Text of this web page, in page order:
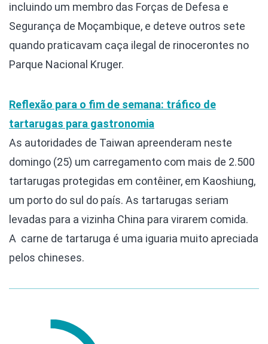
incluindo um membro das Forças de Defesa e
Segurança de Moçambique, e deteve outros sete
quando praticavam caça ilegal de rinocerontes no
Parque Nacional Kruger.
Reflexão para o fim de semana: tráfico de
tartarugas para gastronomia
As autoridades de Taiwan apreenderam neste
domingo (25) um carregamento com mais de 2.500
tartarugas protegidas em contêiner, em Kaoshiung,
um porto do sul do país. As tartarugas seriam
levadas para a vizinha China para virarem comida.
A carne de tartaruga é uma iguaria muito apreciada
pelos chineses.